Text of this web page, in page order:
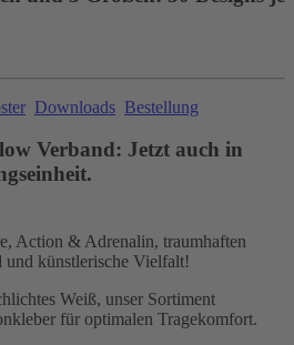
Downloads Bestellung
Verband: Jetzt auch in
Action & Adrenalin, traumhaften
und künstlerische Vielfalt!
Weiß, unser Sortiment
für optimalen Tragekomfort.